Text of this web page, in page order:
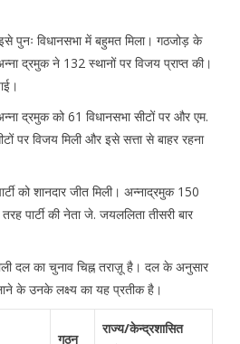
पुनः विधानसभा में बहुमत मिला। गठजोड़ के
द्रमुक ने 132 स्थानों पर विजय प्राप्त की।
द्रमुक को 61 विधानसभा सीटों पर और एम.
पर विजय मिली और इसे सत्ता से बाहर रहना
को शानदार जीत मिली। अन्नाद्रमुक 150
पार्टी की नेता जे. जयललिता तीसरी बार
दल का चुनाव चिह्न तराज़ू है। दल के अनुसार
के उनके लक्ष्य का यह प्रतीक है।
गठन
राज्य/केन्द्रशासित